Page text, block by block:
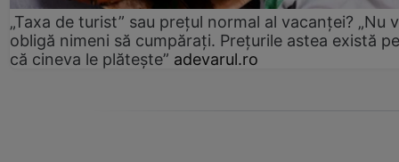
„Taxa de turist” sau prețul normal al vacanței? „Nu
obligă nimeni să cumpărați. Prețurile astea există
că cineva le plătește” adevarul.ro